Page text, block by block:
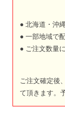
● 北海道・沖
● 一部地域で
● ご注文数量
ご注文確定後
て頂きます。